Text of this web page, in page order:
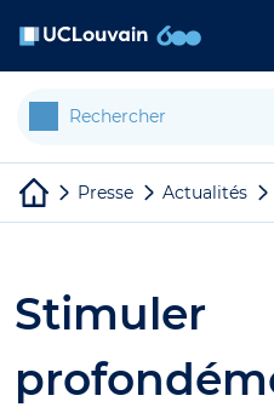
Presse Actualités
Stimuler